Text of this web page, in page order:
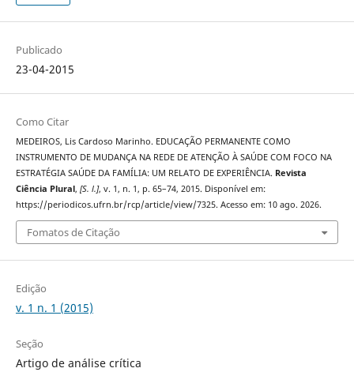
Publicado
23-04-2015
Como Citar
MEDEIROS, Lis Cardoso Marinho. EDUCAÇÃO PERMANENTE COMO
INSTRUMENTO DE MUDANÇA NA REDE DE ATENÇÃO À SAÚDE COM FOCO NA
ESTRATÉGIA SAÚDE DA FAMÍLIA: UM RELATO DE EXPERIÊNCIA. Revista
Ciência Plural, [S. l.], v. 1, n. 1, p. 65–74, 2015. Disponível em:
https://periodicos.ufrn.br/rcp/article/view/7325. Acesso em: 10 ago. 2026.
Fomatos de Citação
Edição
v. 1 n. 1 (2015)
Seção
Artigo de análise crítica